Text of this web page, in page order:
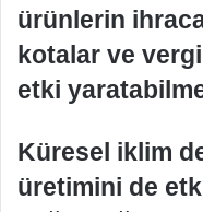
ürünlerin
kotalar ve
etki
Küresel iklim
üretimini de